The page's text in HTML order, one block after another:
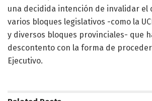
una decidida intención de invalidar el
varios bloques legislativos -como la
y diversos bloques provinciales- que
descontento con la forma de
Ejecutivo.